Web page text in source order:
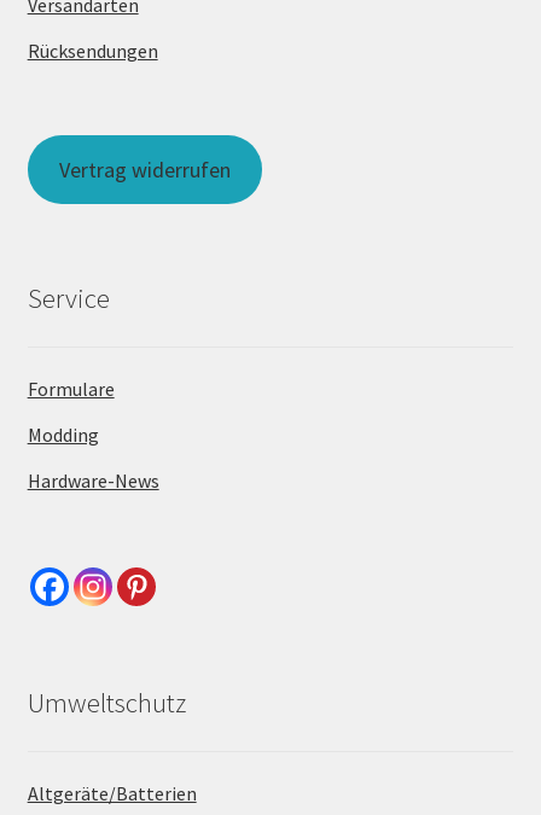
Versandarten
Rücksendungen
Vertrag widerrufen
Service
Formulare
Modding
Hardware-News
Umweltschutz
Altgeräte/Batterien